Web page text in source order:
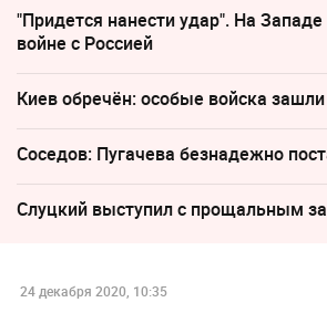
"Придется нанести удар". На
войне с Россией
Киев обречён: особые войска
Соседов: Пугачева безнадежно
Слуцкий выступил с прощальным
24 декабря 2020, 10:35